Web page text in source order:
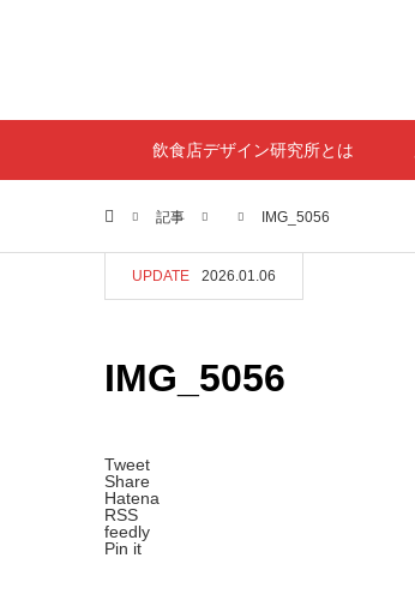
飲食店デザイン研究所とは
ホーム記事 IMG_5056
UPDATE 2026.01.06
IMG_5056
Tweet
Share
Hatena
RSS
feedly
Pin it